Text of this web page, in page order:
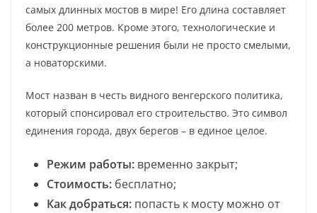
самых длинных мостов в мире! Его длина составляет
более 200 метров. Кроме этого, технологические и
конструкционные решения были не просто смелыми,
а новаторскими.
Мост назван в честь видного венгерского политика,
который спонсировал его строительство. Это символ
единения города, двух берегов – в единое целое.
Режим работы: временно закрыт;
Стоимость: бесплатно;
Как добраться: попасть к мосту можно от